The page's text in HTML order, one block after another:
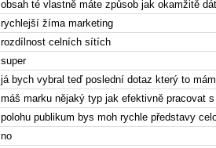
obsah té vlastně máte způsob jak okamžitě
rychlejší žíma marketing
rozdílnost celních sítích
super
já bych vybral teď poslední dotaz který to
máš marku nějaký typ jak efektivně pracovat
polohu publikum bys moh rychle představy
no